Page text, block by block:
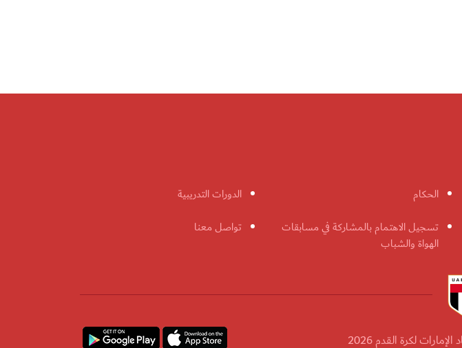
الحكام
الدورات التدريبية
تسجيل الاهتمام بالمشاركة في مسابقات
الهواة والشباب
تواصل معنا
لكرة القدم 2026